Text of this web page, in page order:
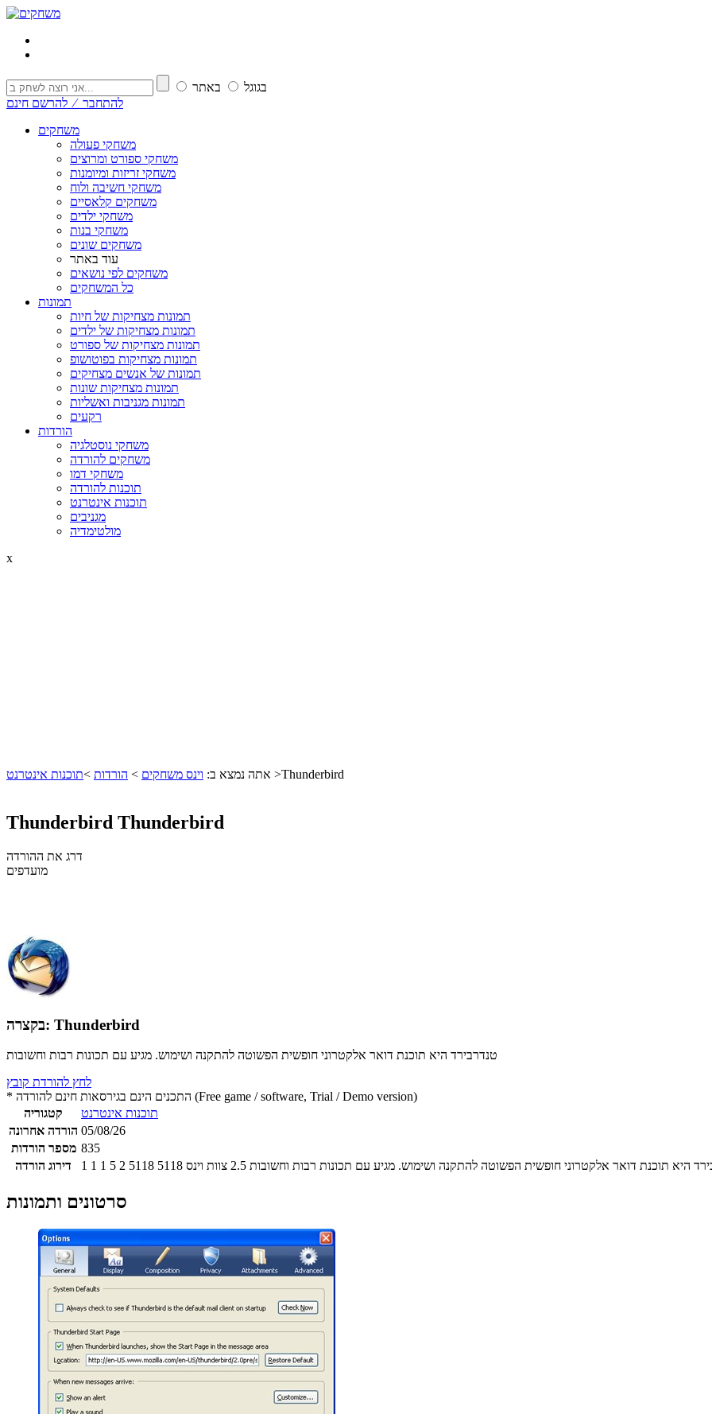
בגוגל
באתר
להתחבר ⁄ להרשם חינם
משחקים
משחקי פעולה
משחקי ספורט ומרוצים
משחקי זריזות ומיומנות
משחקי חשיבה ולוח
משחקים קלאסיים
משחקי ילדים
משחקי בנות
משחקים שונים
עוד באתר
משחקים לפי נושאים
כל המשחקים
תמונות
תמונות מצחיקות של חיות
תמונות מצחיקות של ילדים
תמונות מצחיקות של ספורט
תמונות מצחיקות בפוטושופ
תמונות של אנשים מצחיקים
תמונות מצחיקות שונות
תמונות מגניבות ואשליות
רקעים
הורדות
משחקי נוסטלגיה
משחקים להורדה
משחקי דמו
תוכנות להורדה
תוכנות אינטרנט
מגניבים
מולטימדיה
x
אתה נמצא ב: וינס משחקים > הורדות >תוכנות אינטרנט >Thunderbird
Thunderbird Thunderbird
דרג את ההורדה
מועדפים
בקצרה: Thunderbird
טנדרבירד היא תוכנת דואר אלקטרוני חופשית הפשוטה להתקנה ושימוש. מגיע עם תכונות רבות וחשובות
לחץ להורדת קובץ
* התכנים הינם בגירסאות חינם להורדה (Free game / software, Trial / Demo version)
קטגוריה
תוכנות אינטרנט
הורדה אחרונה 05/08/26
מספר הורדות 835
דירוג הורדה
1 1 היא תוכנת דואר אלקטרוני חופשית הפשוטה להתקנה ושימוש. מגיע עם תכונות רבות וחשובות 2.5 צוות וינס 5118
5118
2
5
1
סרטונים ותמונות